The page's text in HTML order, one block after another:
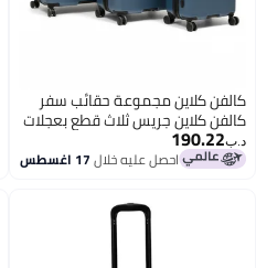
كالفن كلاين مجموعة حقائب سفر
كالفن كلاين جريس ثلاث قطع بعجلات
للجنسين
د.ب‏190.22
احصل عليه خلال17 اغسطس